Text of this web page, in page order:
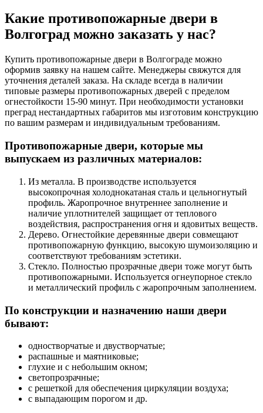
Какие противопожарные двери в
Волгоград можно заказать у нас?
Купить противопожарные двери в Волгограде можно
оформив заявку на нашем сайте. Менеджеры свяжутся для
уточнения деталей заказа. На складе всегда в наличии
типовые размеры противопожарных дверей с пределом
огнестойкости 15-90 минут. При необходимости установки
преград нестандартных габаритов мы изготовим конструкцию
по вашим размерам и индивидуальным требованиям.
Противопожарные двери, которые мы
выпускаем из различных материалов:
Из металла. В производстве используется
высокопрочная холоднокатаная сталь и цельногнутый
профиль. Жаропрочное внутреннее заполнение и
наличие уплотнителей защищает от теплового
воздействия, распространения огня и ядовитых веществ.
Дерево. Огнестойкие деревянные двери совмещают
противопожарную функцию, высокую шумоизоляцию и
соответствуют требованиям эстетики.
Стекло. Полностью прозрачные двери тоже могут быть
противопожарными. Используется огнеупорное стекло
и металлический профиль с жаропрочным заполнением.
По конструкции и назначению наши двери
бывают:
одностворчатые и двустворчатые;
распашные и маятниковые;
глухие и с небольшим окном;
светопрозрачные;
с решеткой для обеспечения циркуляции воздуха;
с выпадающим порогом и др.